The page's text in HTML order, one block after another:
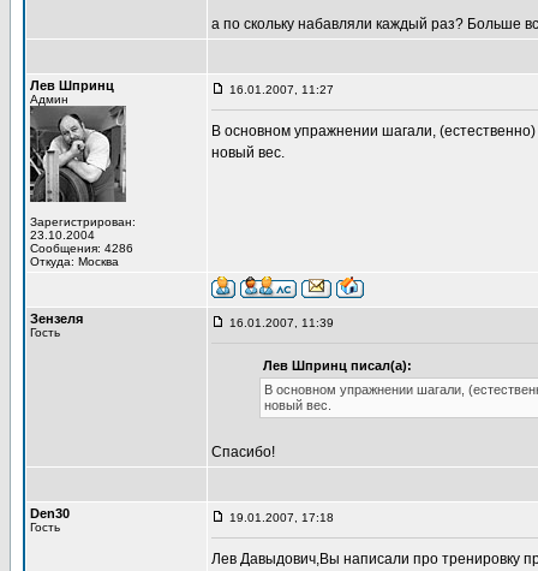
а по скольку набавляли каждый раз? Больше
Лев Шпринц
Админ
Зарегистрирован:
23.10.2004
Сообщения: 4286
Откуда: Москва
16.01.2007, 11:27
В основном упражнении шагали, (естественно)
новый вес.
Зензеля
Гость
16.01.2007, 11:39
Лев Шпринц писал(а):
В основном упражнении шагали,
новый вес.
Спасибо!
Den30
Гость
19.01.2007, 17:18
Лев Давыдович,Вы написали про тренировку